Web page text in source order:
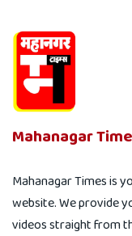
Mahanagar
Mahanagar Times is
website. We provide
videos straight from